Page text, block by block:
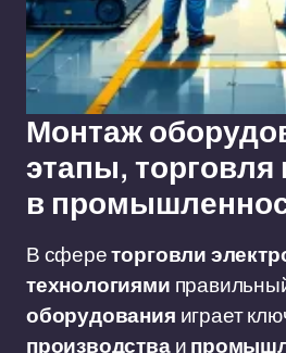
Монтаж
этапы, торговля
в
В сфереторговли
технологиями
оборудования играет
производстваи